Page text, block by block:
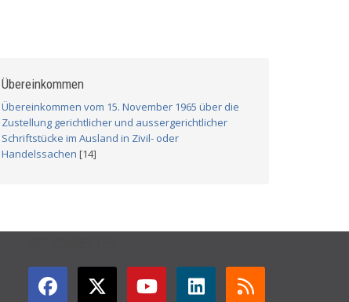
Übereinkommen
Übereinkommen vom 15. November 1965 über die
Zustellung gerichtlicher und aussergerichtlicher
Schriftstücke im Ausland in Zivil- oder
Handelssachen [14]